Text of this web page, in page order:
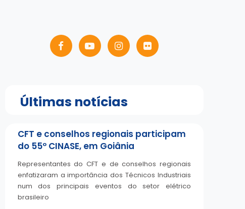
Últimas notícias
CFT e conselhos regionais participam
do 55º CINASE, em Goiânia
Representantes do CFT e de conselhos regionais
enfatizaram a importância dos Técnicos Industriais
num dos principais eventos do setor elétrico
brasileiro